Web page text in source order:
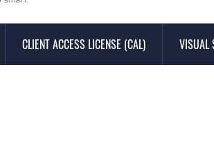
CLIENT ACCESS LICENSE (CAL) VISUAL